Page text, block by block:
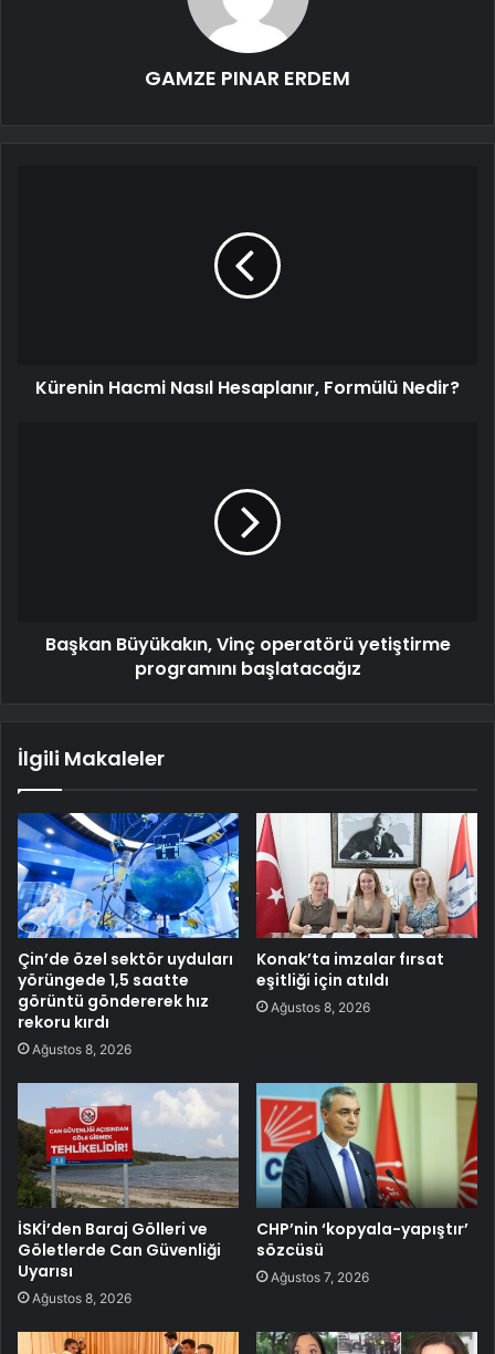
GAMZE PINAR ERDEM
Kürenin Hacmi Nasıl Hesaplanır, Formülü Nedir?
Başkan Büyükakın, Vinç operatörü yetiştirme
programını başlatacağız
İlgili Makaleler
Çin’de özel sektör uyduları
yörüngede 1,5 saatte
görüntü göndererek hız
rekoru kırdı
Ağustos 8, 2026
Konak’ta imzalar fırsat
eşitliği için atıldı
Ağustos 8, 2026
İSKİ’den Baraj Gölleri ve
Göletlerde Can Güvenliği
Uyarısı
Ağustos 8, 2026
CHP’nin ‘kopyala-yapıştır’
sözcüsü
Ağustos 7, 2026